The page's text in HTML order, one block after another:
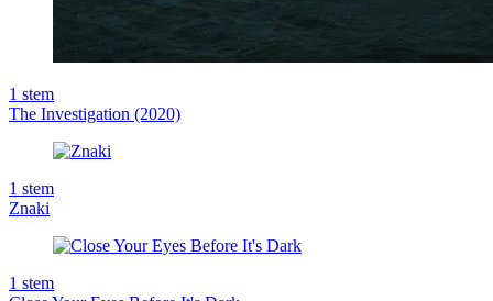
1 stem
The Investigation (2020)
1 stem
Znaki
1 stem